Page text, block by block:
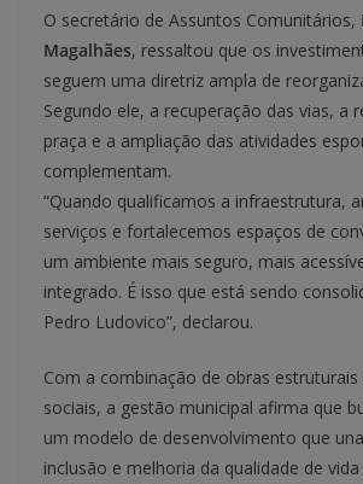
O secretário de Assuntos Comunitários,
Magalhães, ressaltou que os
seguem uma diretriz ampla de
Segundo ele, a recuperação das vias, a
praça e a ampliação das atividades
complementam.
“Quando qualificamos a infraestrutura,
serviços e fortalecemos espaços de
um ambiente mais seguro, mais
integrado. É isso que está sendo
Pedro Ludovico”, declarou.
Com a combinação de obras
sociais, a gestão municipal afirma que
um modelo de desenvolvimento que
inclusão e melhoria da qualidade de